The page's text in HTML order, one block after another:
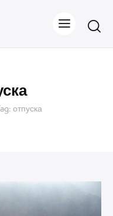
отпуска